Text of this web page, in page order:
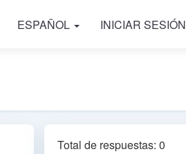
ESPAÑOL INICIAR SESIÓN
Total de respuestas: 0